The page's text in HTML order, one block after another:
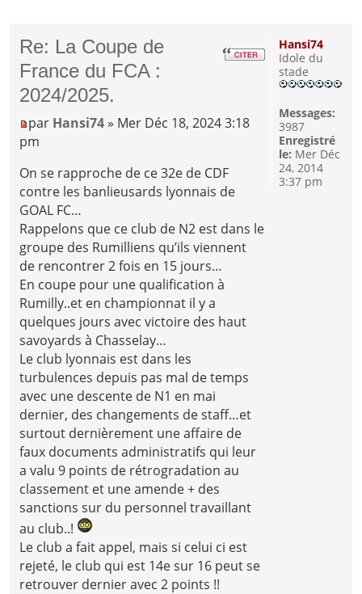
Re: La Coupe de
France du FCA :
2024/2025.
par Hansi74 » Mer Déc 18, 2024 3:18
pm
On se rapproche de ce 32e de CDF
contre les banlieusards lyonnais de
GOAL FC…
Rappelons que ce club de N2 est dans le
groupe des Rumilliens qu’ils viennent
de rencontrer 2 fois en 15 jours…
En coupe pour une qualification à
Rumilly..et en championnat il y a
quelques jours avec victoire des haut
savoyards à Chasselay…
Le club lyonnais est dans les
turbulences depuis pas mal de temps
avec une descente de N1 en mai
dernier, des changements de staff…et
surtout dernièrement une affaire de
faux documents administratifs qui leur
a valu 9 points de rétrogradation au
classement et une amende + des
sanctions sur du personnel travaillant
au club..!
Le club a fait appel, mais si celui ci est
rejeté, le club qui est 14e sur 16 peut se
retrouver dernier avec 2 points !!
Hansi74
Idole du
stade
Messages:
3987
Enregistré
le: Mer Déc
24, 2014
3:37 pm